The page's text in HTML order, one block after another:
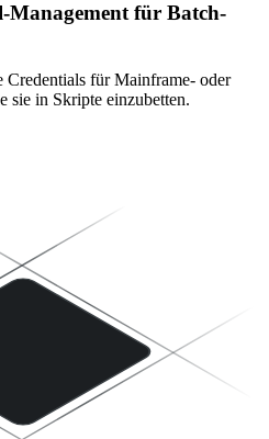
Management für Batch-
Credentials für Mainframe- oder
sie in Skripte einzubetten.